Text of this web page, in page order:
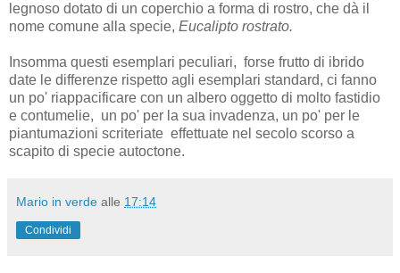
legnoso dotato di un coperchio a forma di rostro, che dà il
nome comune alla specie, Eucalipto rostrato.
Insomma questi esemplari peculiari, forse frutto di ibrido
date le differenze rispetto agli esemplari standard, ci fanno
un po' riappacificare con un albero oggetto di molto fastidio
e contumelie, un po' per la sua invadenza, un po' per le
piantumazioni scriteriate effettuate nel secolo scorso a
scapito di specie autoctone.
Mario in verde alle 17:14
Condividi